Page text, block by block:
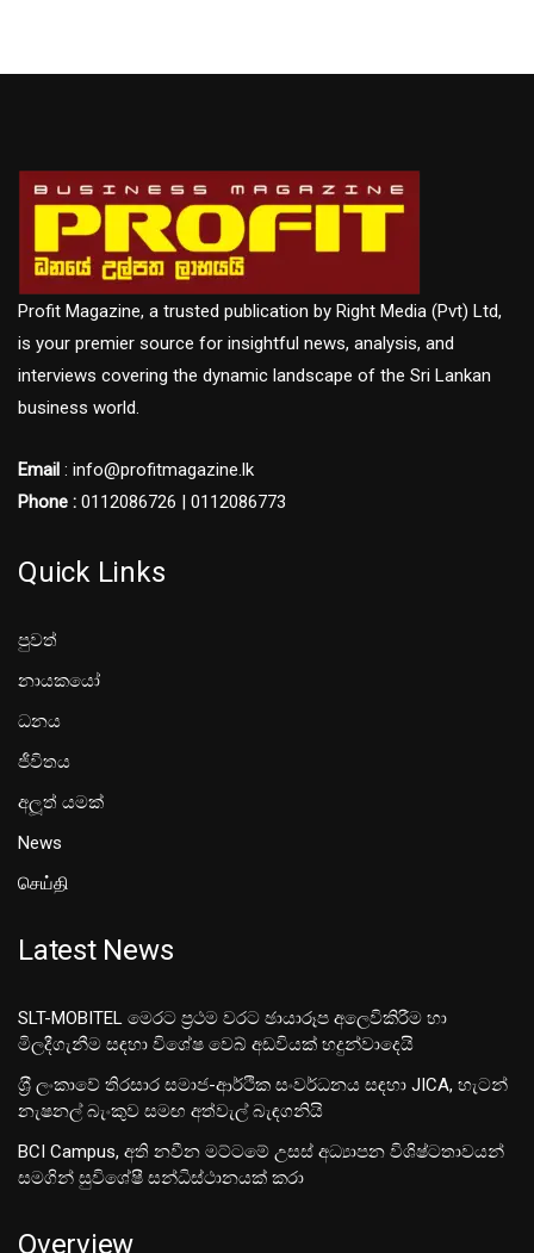
Profit Magazine, a trusted publication by Right Media (Pvt) Ltd,
is your premier source for insightful news, analysis, and
interviews covering the dynamic landscape of the Sri Lankan
business world.
Email : info@profitmagazine.lk
Phone : 0112086726 | 0112086773
Quick Links
පුවත්
නායකයෝ
ධනය
ජීවිතය
අලූත් යමක්
News
செய்தி
Latest News
SLT-MOBITEL මෙරට ප්‍රථම වරට ඡායාරූප අලෙවිකිරීම හා
මිලදීගැනීම සඳහා විශේෂ වෙබ් අඩවියක් හදුන්වාදෙයි
ශ‍්‍රී ලංකාවේ තිරසාර සමාජ-ආර්ථික සංවර්ධනය සඳහා JICA, හැටන්
නැෂනල් බැංකුව සමඟ අත්වැල් බැඳගනියි
BCI Campus, අති නවීන මට්ටමේ උසස් අධ්‍යාපන විශිෂ්ටතාවයන්
සමගින් සුවිශේෂී සන්ධිස්ථානයක් කරා
Overview